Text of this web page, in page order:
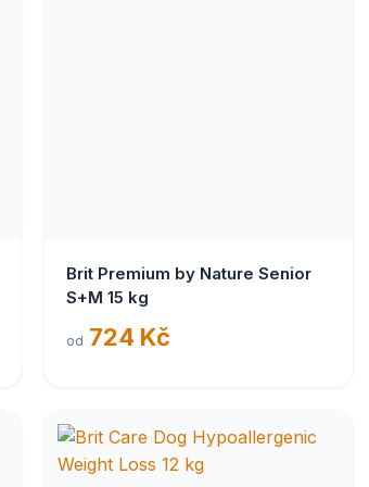
Brit Premium by Nature Senior
S+M 15 kg
od 724 Kč